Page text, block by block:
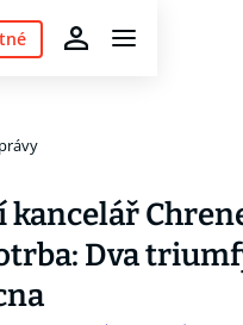
Dva